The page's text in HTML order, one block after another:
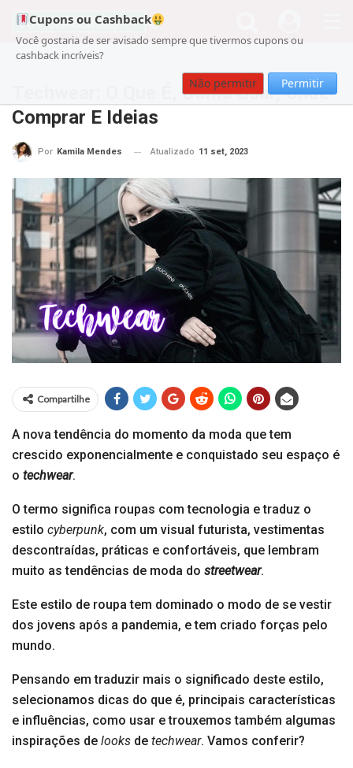
Cupons ou Cashback
Você gostaria de ser avisado sempre que tivermos cupons ou
cashback incríveis?
Não permitir Permitir
Cupom Beleza
Techwear: O Que É, Como Usar, Onde
Comprar E Ideias
Por Kamila Mendes Atualizado 11 set, 2023
Compartilhe
A nova tendência do momento da moda que tem
crescido exponencialmente e conquistado seu espaço é
o techwear.
O termo significa roupas com tecnologia e traduz o
estilo cyberpunk, com um visual futurista, vestimentas
descontraídas, práticas e confortáveis, que lembram
muito as tendências de moda do streetwear.
Este estilo de roupa tem dominado o modo de se vestir
dos jovens após a pandemia, e tem criado forças pelo
mundo.
Pensando em traduzir mais o significado deste estilo,
selecionamos dicas do que é, principais características
e influências, como usar e trouxemos também algumas
inspirações de looks de techwear. Vamos conferir?